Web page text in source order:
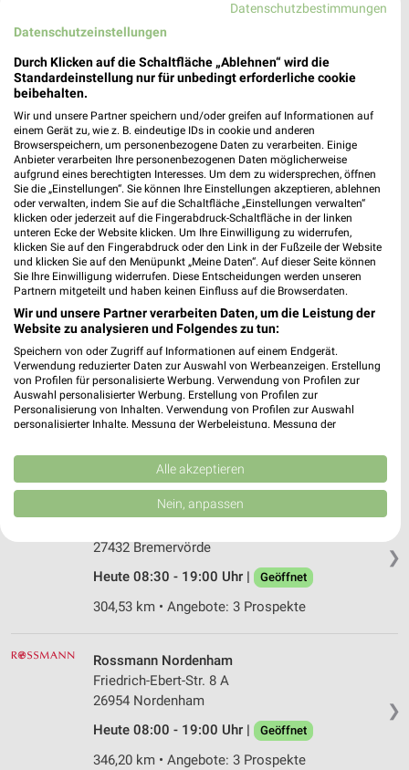
Pferdebade 6
27580 Bremerhaven
Heute 09:00 - 20:00 Uhr | Geöffnet
341,78 km • Angebote: 3 Prospekte
Rossmann Geestland
Mattenburger Str. 26-28
27624 Geestland
Heute 08:00 - 19:00 Uhr | Geöffnet
Rossmann Bremerhaven
Twischlehe 25
27580 Bremerhaven
Heute 08:00 - 20:00 Uhr | Geöffnet
342,25 km • Angebote: 3 Prospekte
❯
Rossmann Bremervörde
27432 Bremervörde
Heute 08:30 - 19:00 Uhr |
Geöffnet
304,53 km • Angebote: 3 Prospekte
❯
Rossmann Nordenham
Friedrich-Ebert-Str. 8 A
26954 Nordenham
Heute 08:00 - 19:00 Uhr |
Geöffnet
346,20 km • Angebote: 3 Prospekte
Datenschutzbestimmungen
Datenschutzeinstellungen
Durch Klicken auf die Schaltfläche „Ablehnen“ wird die
Standardeinstellung nur für unbedingt erforderliche cookie
beibehalten.
Wir und unsere Partner speichern und/oder greifen auf Informationen auf
einem Gerät zu, wie z. B. eindeutige IDs in cookie und anderen
Browserspeichern, um personenbezogene Daten zu verarbeiten. Einige
Anbieter verarbeiten Ihre personenbezogenen Daten möglicherweise
aufgrund eines berechtigten Interesses. Um dem zu widersprechen, öffnen
Sie die „Einstellungen“. Sie können Ihre Einstellungen akzeptieren, ablehnen
oder verwalten, indem Sie auf die Schaltfläche „Einstellungen verwalten“
klicken oder jederzeit auf die Fingerabdruck-Schaltfläche in der linken
unteren Ecke der Website klicken. Um Ihre Einwilligung zu widerrufen,
klicken Sie auf den Fingerabdruck oder den Link in der Fußzeile der Website
und klicken Sie auf den Menüpunkt „Meine Daten“. Auf dieser Seite können
Sie Ihre Einwilligung widerrufen. Diese Entscheidungen werden unseren
Partnern mitgeteilt und haben keinen Einfluss auf die Browserdaten.
Wir und unsere Partner verarbeiten Daten, um die Leistung der
Website zu analysieren und Folgendes zu tun:
Speichern von oder Zugriff auf Informationen auf einem Endgerät.
Verwendung reduzierter Daten zur Auswahl von Werbeanzeigen. Erstellung
von Profilen für personalisierte Werbung. Verwendung von Profilen zur
Auswahl personalisierter Werbung. Erstellung von Profilen zur
Personalisierung von Inhalten. Verwendung von Profilen zur Auswahl
personalisierter Inhalte. Messung der Werbeleistung. Messung der
Kombinationen von Daten aus verschiedenen Quellen. Entwicklung und
Verbesserung der Angebote. Verwendung reduzierter Daten zur Auswahl
von Inhalten.
Daten können außerhalb der Europäischen Union weitergegeben und in die
USA gesendet werden.
Website/App.
Partnerliste anzeigen (1 IAB-Anbieter)
IAB-Verarbeitungszwecke:
auf einem Endgerät
Verwendung reduzierter Daten zur Auswahl von
Alle akzeptieren
Nein, anpassen